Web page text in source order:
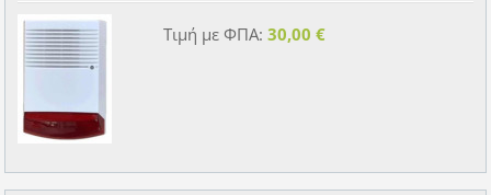
Τιμή με ΦΠΑ: 30,00 €